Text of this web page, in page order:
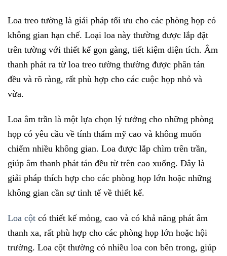
Loa treo tường là giải pháp tối ưu cho các phòng họp có
không gian hạn chế. Loại loa này thường được lắp đặt
trên tường với thiết kế gọn gàng, tiết kiệm diện tích. Âm
thanh phát ra từ loa treo tường thường được phân tán
đều và rõ ràng, rất phù hợp cho các cuộc họp nhỏ và
vừa.
Loa âm trần là một lựa chọn lý tưởng cho những phòng
họp có yêu cầu về tính thẩm mỹ cao và không muốn
chiếm nhiều không gian. Loa được lắp chìm trên trần,
giúp âm thanh phát tán đều từ trên cao xuống. Đây là
giải pháp thích hợp cho các phòng họp lớn hoặc những
không gian cần sự tinh tế về thiết kế.
Loa cột có thiết kế mỏng, cao và có khả năng phát âm
thanh xa, rất phù hợp cho các phòng họp lớn hoặc hội
trường. Loa cột thường có nhiều loa con bên trong, giúp